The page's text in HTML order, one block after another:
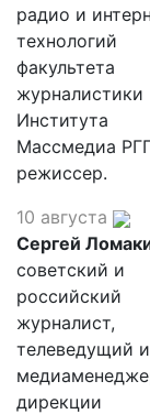
радио и
технологий
факультета
журналистики
Института
Массмедиа
режиссер.
10 августа
Сергей
советский и
российский
журналист,
телеведущий и
дирекции